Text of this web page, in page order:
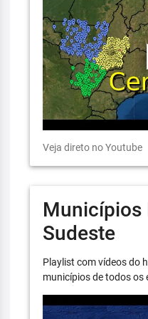
Veja direto no Youtube
Municípios
Sudeste
Playlist com vídeos do
municípios de todos os